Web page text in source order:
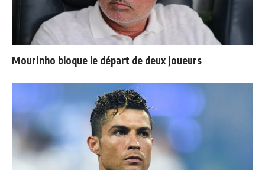
Mourinho bloque le départ de deux joueurs